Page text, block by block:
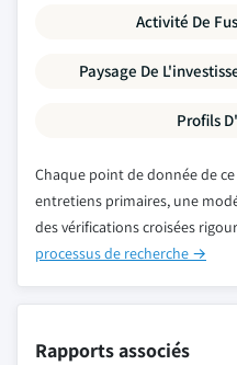
Activité De
Paysage De
Profils
Chaque point de donnée de
entretiens primaires, une
des vérifications croisées
processus de recherche →
Rapports associés